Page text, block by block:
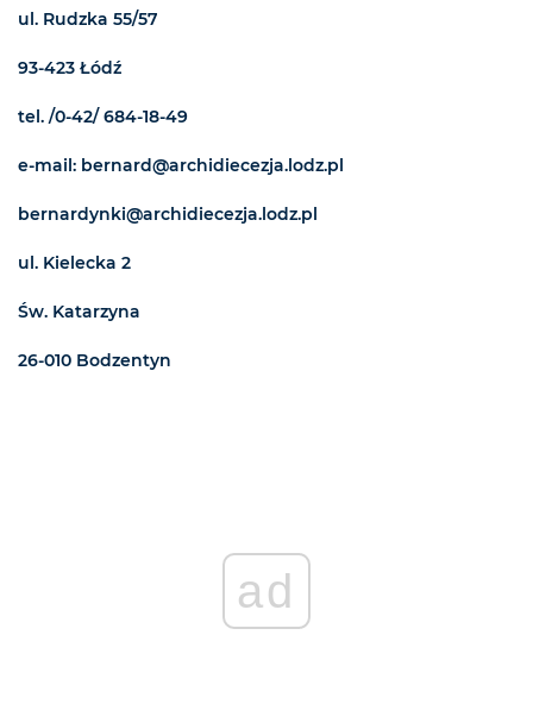
ul. Rudzka 55/57
93-423 Łódź
tel. /0-42/ 684-18-49
e-mail: bernard@archidiecezja.lodz.pl
bernardynki@archidiecezja.lodz.pl
ul. Kielecka 2
Św. Katarzyna
26-010 Bodzentyn
ad